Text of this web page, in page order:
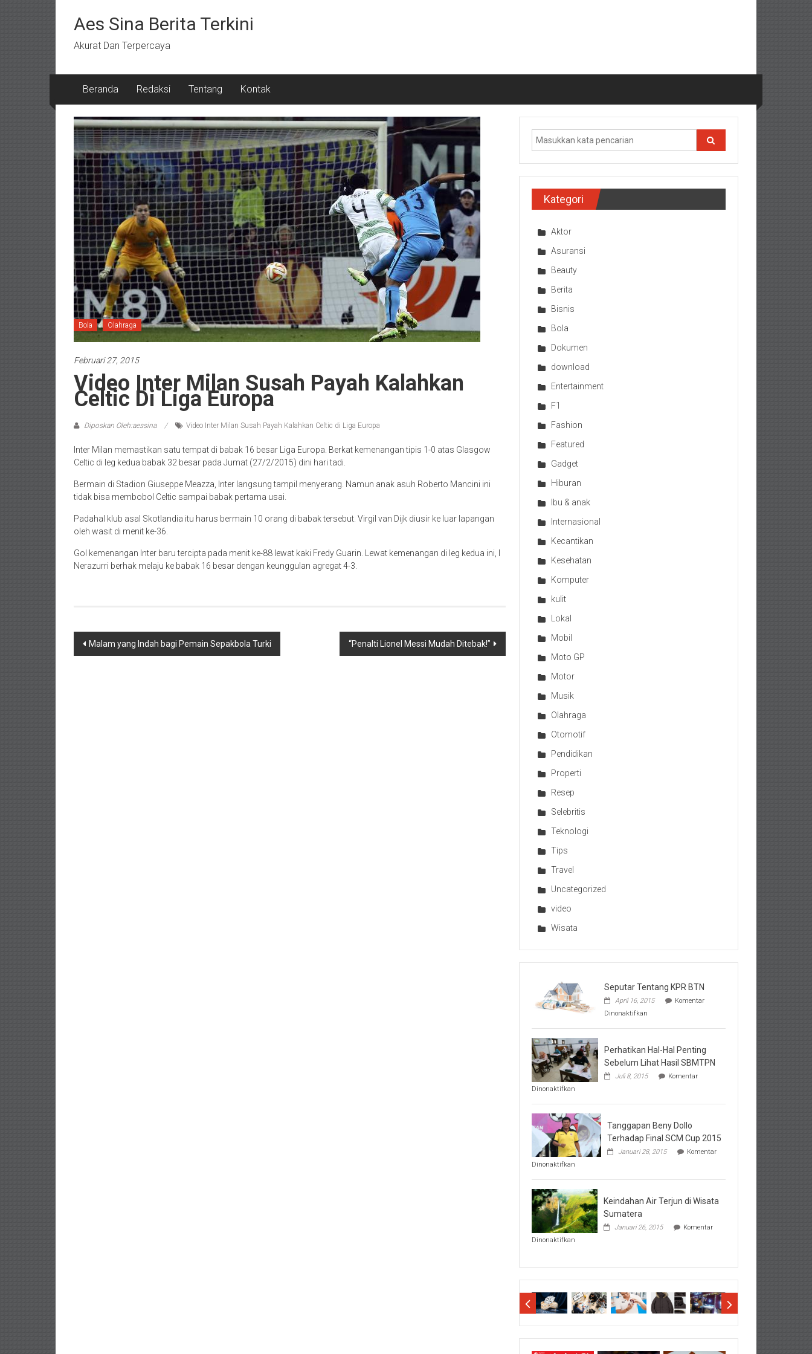
kontenAes Sina Berita Terkini
Akurat Dan Terpercaya
Beranda Redaksi Tentang Kontak
Bola Olahraga
Februari 27, 2015
Video Inter Milan Susah Payah Kalahkan
Celtic Di Liga Europa
Diposkan Oleh:aessina Video Inter Milan Susah Payah Kalahkan Celtic di Liga Europa
Inter Milan memastikan satu tempat di babak 16 besar Liga Europa. Berkat kemenangan tipis 1-0 atas Glasgow
Celtic di leg kedua babak 32 besar pada Jumat (27/2/2015) dini hari tadi.
Bermain di Stadion Giuseppe Meazza, Inter langsung tampil menyerang. Namun anak asuh Roberto Mancini ini
tidak bisa membobol Celtic sampai babak pertama usai.
Padahal klub asal Skotlandia itu harus bermain 10 orang di babak tersebut. Virgil van Dijk diusir ke luar lapangan
oleh wasit di menit ke-36.
Gol kemenangan Inter baru tercipta pada menit ke-88 lewat kaki Fredy Guarin. Lewat kemenangan di leg kedua ini, I
Nerazurri berhak melaju ke babak 16 besar dengan keunggulan agregat 4-3.
Navigasi
Malam yang Indah bagi Pemain Sepakbola Turki “Penalti Lionel Messi Mudah Ditebak!”
Kategori
Aktor
Asuransi
Beauty
Berita
Bisnis
Bola
Dokumen
download
Entertainment
F1
Fashion
Featured
Gadget
Hiburan
Ibu & anak
Internasional
Kecantikan
Kesehatan
Komputer
kulit
Lokal
Mobil
Moto GP
Motor
Musik
Olahraga
Otomotif
Pendidikan
Properti
Resep
Selebritis
Teknologi
Tips
Travel
Uncategorized
video
Wisata
Seputar Tentang KPR BTN
April 16, 2015
Komentar
Dinonaktifkan
Tentang
BTN
Perhatikan Hal-Hal Penting
Sebelum Lihat Hasil SBMTPN
Juli 8, 2015
Komentar
Dinonaktifkan
Hal-
Hal
Penting
Sebelum
Lihat
Hasil
Tanggapan Beny Dollo
Terhadap Final SCM Cup 2015
Januari 28, 2015
Komentar
Dinonaktifkan
Beny
Dollo
Terhadap
Final
SCM
Cup
Keindahan Air Terjun di Wisata
Sumatera
Januari 26, 2015
Komentar
Dinonaktifkan
Terjun
Sumatera